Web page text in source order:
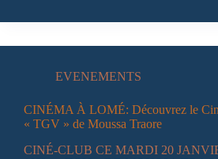
EVENEMENTS
CINÉMA À LOMÉ: Découvrez le
« TGV » de Moussa Traore
CINÉ-CLUB CE MARDI 20